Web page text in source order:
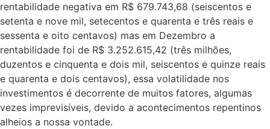
rentabilidade negativa em R$ 679.743,68 (seiscentos e
setenta e nove mil, setecentos e quarenta e três reais e
sessenta e oito centavos) mas em Dezembro a
rentabilidade foi de R$ 3.252.615,42 (três milhões,
duzentos e cinquenta e dois mil, seiscentos e quinze reais
e quarenta e dois centavos), essa volatilidade nos
investimentos é decorrente de muitos fatores, algumas
vezes imprevisíveis, devido a acontecimentos repentinos
alheios a nossa vontade.